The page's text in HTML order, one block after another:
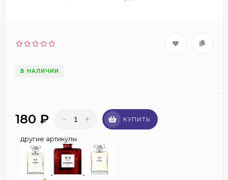
В НАЛИЧИИ
180 ₽ - + КУПИТЬ
другие артикулы